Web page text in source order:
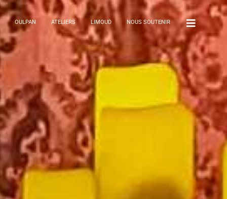
OULPAN ATELIERS LIMOUD NOUS SOUTENIR